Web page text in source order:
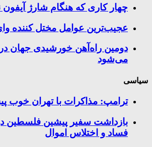
چهار کاری که هنگام شارژ آیفون
عجیب‌ترین عوامل مختل کننده
دومین راه‌آهن خورشیدی جهان در
می‌شود
سیاسی
ترامپ: مذاکرات با تهران خوب
بازداشت سفیر پیشین فلسطین در
فساد و اختلاس اموال